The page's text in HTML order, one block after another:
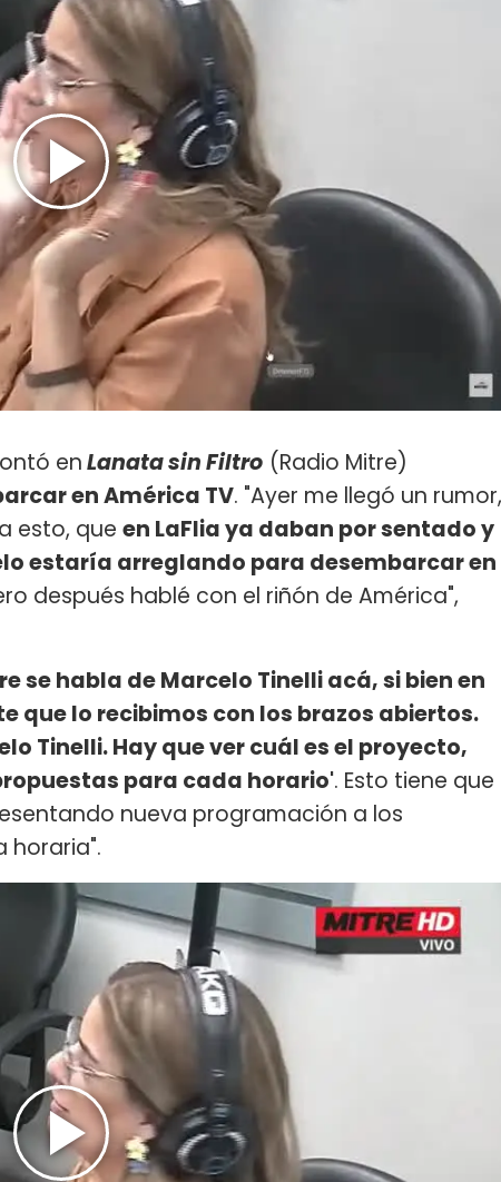
enLanata sin Filtro (Radio Mitre)
en América TV. "Ayer me llegó un rumor,
esto, que en LaFlia ya daban por sentado y
estaría arreglando para desembarcar en
después hablé con el riñón de América",
se habla de Marcelo Tinelli acá, si bien en
que lo recibimos con los brazos abiertos.
Tinelli. Hay que ver cuál es el proyecto,
para cada horario'. Esto tiene que
nueva programación a los
horaria".